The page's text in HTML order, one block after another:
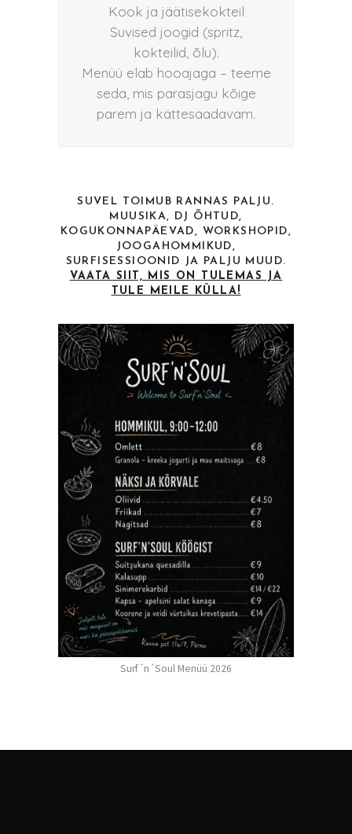
Kook ja jäätisekokteil
Suvised joogid (spritz,
kokteilid, õlu).
Menüü elab hooajaga – teeme
seda, mis parasjagu kõige
parem ja kättesaadavam.
SUVEL TOIMUB RANNAS PALJU.
MUUSIKA, DJ ÕHTUD,
KOGUKONNAPÄEVAD, WORKSHOPID,
JOOGAHOMMIKUD,
SURFISESSIOONID JA PALJU MUUD.
VAATA SIIT, MIS ON TULEMAS JA
TULE MEILE KÜLLA!
Surf´n´Soul Menüü 2026